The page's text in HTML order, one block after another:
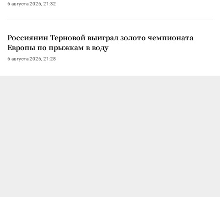
6 августа 2026, 21:32
Россиянин Терновой выиграл золото чемпионата
Европы по прыжкам в воду
6 августа 2026, 21:28